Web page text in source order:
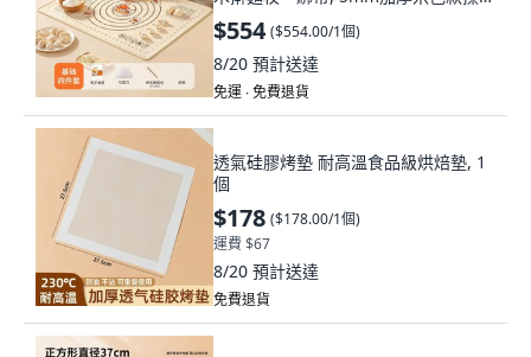
墊40*50cm, 1個
$554 ($554.00/1個)
8/20 預計送達
免運 ∙ 免費退貨
透氣硅膠烤墊 耐高溫食品級烘焙墊, 1
個
$178 ($178.00/1個)
運費 $67
8/20 預計送達
免費退貨